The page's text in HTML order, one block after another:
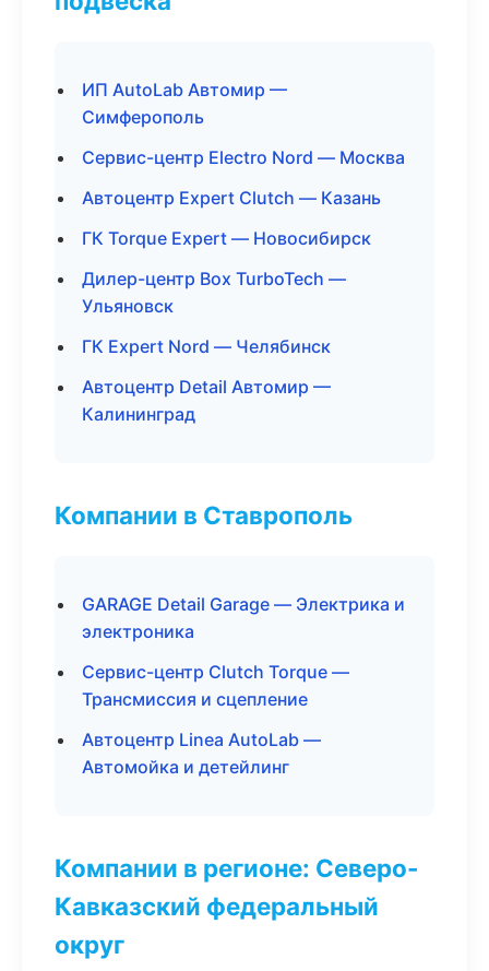
ИП AutoLab Автомир —
Симферополь
Сервис-центр Electro Nord — Москва
Автоцентр Expert Clutch — Казань
ГК Torque Expert — Новосибирск
Дилер-центр Box TurboTech —
Ульяновск
ГК Expert Nord — Челябинск
Автоцентр Detail Автомир —
Калининград
Компании в Ставрополь
GARAGE Detail Garage — Электрика и
электроника
Сервис-центр Clutch Torque —
Трансмиссия и сцепление
Автоцентр Linea AutoLab —
Автомойка и детейлинг
Компании в регионе: Северо-
Кавказский федеральный
округ